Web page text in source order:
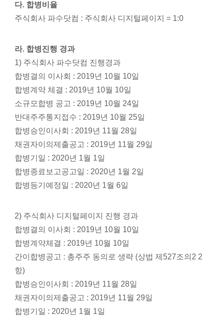
다. 합병비율
주식회사 파수닷컴 : 주식회사 디지털페이지 = 1:0
라. 합병진행 경과
1) 주식회사 파수닷컴 진행경과
합병결의 이사회 : 2019년 10월 10일
합병계약 체결 : 2019년 10월 10일
소규모합병 공고 : 2019년 10월 24일
반대주주통지접수 : 2019년 10월 25일
합병승인이사회 : 2019년 11월 28일
채권자이의제출공고 : 2019년 11월 29일
합병기일 : 2020년 1월 1일
합병종료보고공고일 : 2020년 1월 2일
합병등기예정일 : 2020년 1월 6일
2) 주식회사 디지털페이지 진행 경과
합병결의 이사회 : 2019년 10월 10일
합병계약체결 : 2019년 10월 10일
간이합병공고 : 총주주 동의로 생략 (상법 제527조의2 2
항)
합병승인이사회 : 2019년 11월 28일
채권자이의제출공고 : 2019년 11월 29일
합병기일 : 2020년 1월 1일